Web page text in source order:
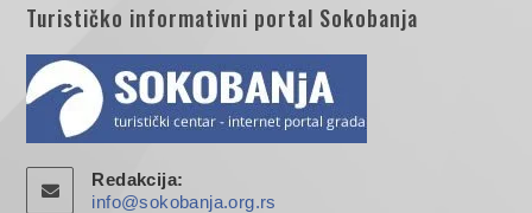
Turističko informativni portal Sokobanja
Redakcija:
info@sokobanja.org.rs